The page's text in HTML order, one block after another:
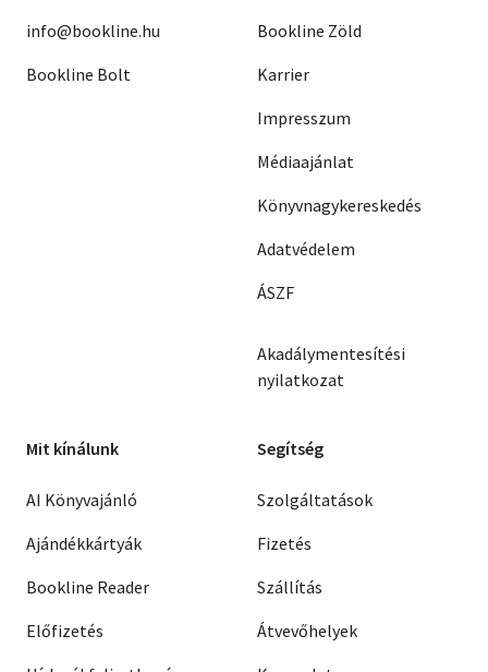
info@bookline.hu
Bookline Bolt
Bookline Zöld
Karrier
Impresszum
Médiaajánlat
Könyvnagykereskedés
Adatvédelem
ÁSZF
Akadálymentesítési
nyilatkozat
Mit kínálunk
AI Könyvajánló
Ajándékkártyák
Bookline Reader
Előfizetés
Segítség
Szolgáltatások
Fizetés
Szállítás
Átvevőhelyek